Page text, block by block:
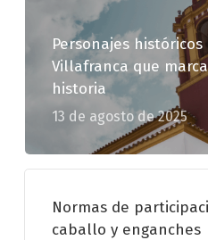
Personajes históricos
Villafranca que
historia
13 de agosto de 2025
Normas de
caballo y enganches